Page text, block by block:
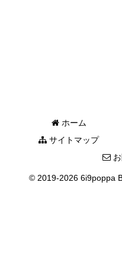
ホーム
サイトマップ
© 2019-2026 6i9poppa